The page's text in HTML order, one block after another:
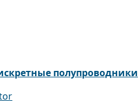
полупроводники